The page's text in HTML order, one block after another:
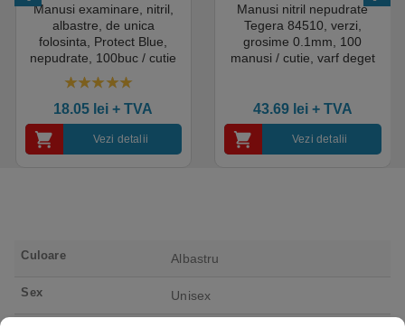
Manusi examinare, nitril,
albastre, de unica
folosinta, Protect Blue,
nepudrate, 100buc / cutie
pentru medical, HoReCa,
saloane si domeniul
industrial, calitate premium
18.05 lei + TVA
Vezi detalii
Manusi nitril nepudrate
Tegera 84510, verzi,
grosime 0.1mm, 100
manusi / cutie, varf deget
43.69 lei+ TVA
Vezi detalii
Culoare Albastru
Sex Unisex